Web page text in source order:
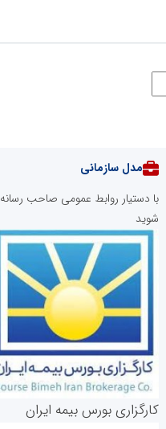
مدل سازمانی
با دستیار روابط عمومی صاحب رسانه
شوید
کارگزاری بورس بیمه ایران